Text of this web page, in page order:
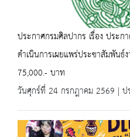
ประกาศกรมศิลปากร เรื่อง ประก
ดำเนินการเผยแพร่ประชาสัมพันธ์
75,000.- บาท
วันศุกร์ที่ 24 กรกฎาคม 2569 | ป